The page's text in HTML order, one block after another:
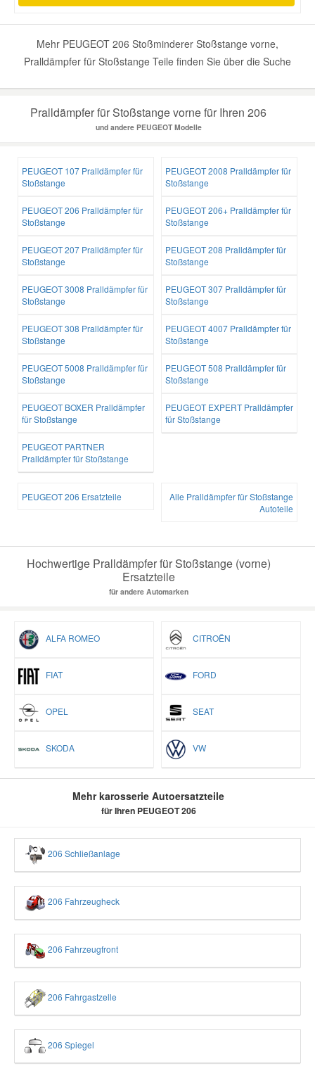
Mehr PEUGEOT 206 Stoßminderer Stoßstange vorne,
Pralldämpfer für Stoßstange Teile finden Sie über die Suche
Pralldämpfer für Stoßstange vorne für Ihren 206
und andere PEUGEOT Modelle
PEUGEOT 107 Pralldämpfer für
Stoßstange
PEUGEOT 2008 Pralldämpfer für
Stoßstange
PEUGEOT 206 Pralldämpfer für
Stoßstange
PEUGEOT 206+ Pralldämpfer für
Stoßstange
PEUGEOT 207 Pralldämpfer für
Stoßstange
PEUGEOT 208 Pralldämpfer für
Stoßstange
PEUGEOT 3008 Pralldämpfer für
Stoßstange
PEUGEOT 307 Pralldämpfer für
Stoßstange
PEUGEOT 308 Pralldämpfer für
Stoßstange
PEUGEOT 4007 Pralldämpfer für
Stoßstange
PEUGEOT 5008 Pralldämpfer für
Stoßstange
PEUGEOT 508 Pralldämpfer für
Stoßstange
PEUGEOT BOXER Pralldämpfer
für Stoßstange
PEUGEOT EXPERT Pralldämpfer
für Stoßstange
PEUGEOT PARTNER
Pralldämpfer für Stoßstange
PEUGEOT 206 Ersatzteile
Alle Pralldämpfer für Stoßstange
Autoteile
Hochwertige Pralldämpfer für Stoßstange (vorne)
Ersatzteile
für andere Automarken
ALFA ROMEO CITROËN
FIAT FORD
OPEL SEAT
SKODA VW
Mehr karosserie Autoersatzteile
für Ihren PEUGEOT 206
206 Schließanlage
206 Fahrzeugheck
206 Fahrzeugfront
206 Fahrgastzelle
206 Spiegel